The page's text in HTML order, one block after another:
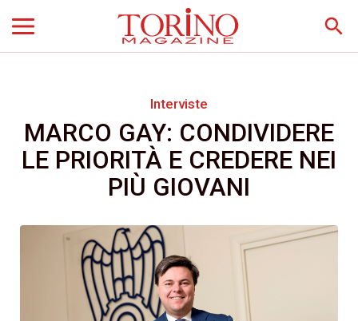
search
Interviste
MARCO GAY: CONDIVIDERE
LE PRIORITÀ E CREDERE NEI
PIÙ GIOVANI